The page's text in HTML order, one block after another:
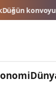
ağır